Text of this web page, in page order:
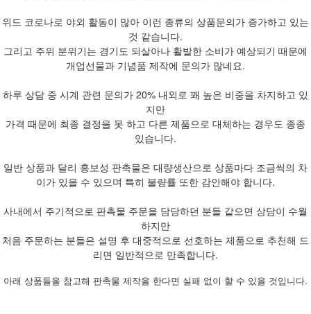
위드 코로나로 야외 활동이 많아 이런 종류의 상품문의가 증가하고 있는
것 같습니다.
그리고 주위 분위기는 경기도 되살아나 활발한 소비가 예상되기 때문에
개업선물과 기념품 제작에 문의가 많네요.
하루 상담 중 시계 관련 문의가 20% 내외로 꽤 높은 비중을 차지하고 있
지만
가격 때문에 최종 결정을 못 하고 다른 제품으로 대체하는 경우도 종종
있습니다.
일반 상품과 달리 홍보성 판촉물은 대량생산으로 상품마다 조금씩의 차
이가 있을 수 있으며 특히 불량률 또한 감안해야 합니다.
사내에서 주기적으로 판촉물 주문을 담당하던 분들 같으면 상담이 수월
하지만
처음 주문하는 분들은 설명 후 대중적으로 선호하는 제품으로 추천해 드
리면 일반적으로 만족합니다.
아래 상품들을 참고해 판촉물 제작을 한다면 실패 없이 할 수 있을 것입니다.